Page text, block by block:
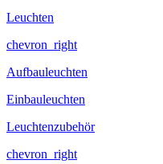
Leuchten
chevron_right
Aufbauleuchten
Einbauleuchten
Leuchtenzubehör
chevron_right